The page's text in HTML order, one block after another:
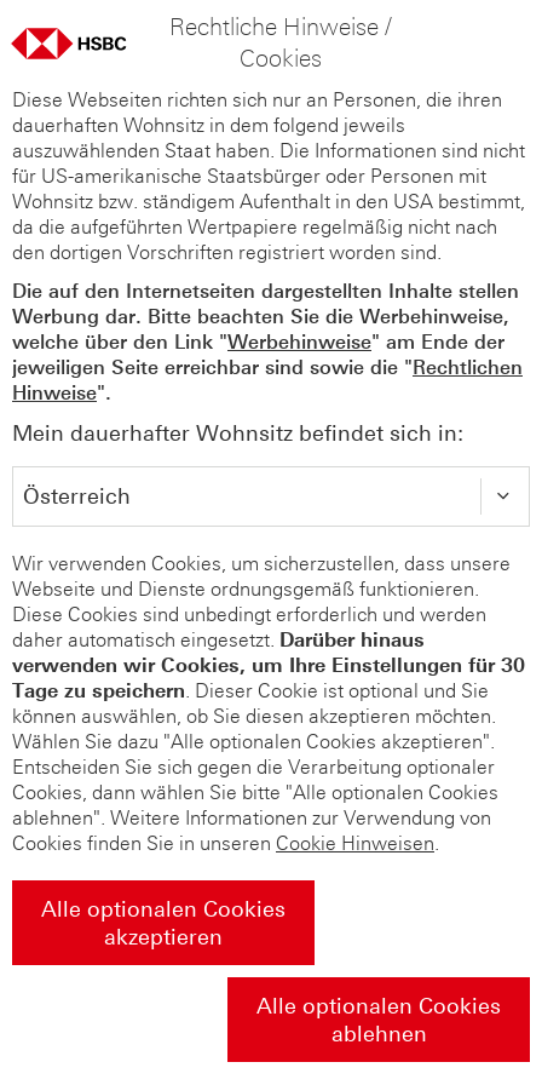
Rechtliche Hinweise /
Cookies
Diese Webseiten richten sich nur an Personen, die ihren
dauerhaften Wohnsitz in dem folgend jeweils
auszuwählenden Staat haben. Die Informationen sind nicht
für US-amerikanische Staatsbürger oder Personen mit
Wohnsitz bzw. ständigem Aufenthalt in den USA bestimmt,
da die aufgeführten Wertpapiere regelmäßig nicht nach
den dortigen Vorschriften registriert worden sind.
Die auf den Internetseiten dargestellten Inhalte stellen
Werbung dar. Bitte beachten Sie die Werbehinweise,
welche über den Link "Werbehinweise" am Ende der
jeweiligen Seite erreichbar sind sowie die "Rechtlichen
Hinweise".
Mein dauerhafter Wohnsitz befindet sich in:
Wir verwenden Cookies, um sicherzustellen, dass unsere
Webseite und Dienste ordnungsgemäß funktionieren.
Diese Cookies sind unbedingt erforderlich und werden
daher automatisch eingesetzt. Darüber hinaus
verwenden wir Cookies, um Ihre Einstellungen für 30
Tage zu speichern. Dieser Cookie ist optional und Sie
können auswählen, ob Sie diesen akzeptieren möchten.
Wählen Sie dazu "Alle optionalen Cookies akzeptieren".
Entscheiden Sie sich gegen die Verarbeitung optionaler
Cookies, dann wählen Sie bitte "Alle optionalen Cookies
ablehnen". Weitere Informationen zur Verwendung von
Cookies finden Sie in unseren Cookie Hinweisen.
Alle optionalen Cookies
akzeptieren
Alle optionalen Cookies
ablehnen